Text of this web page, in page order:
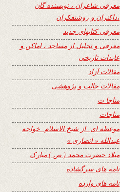
معرفی شاعران ، نویسنده گان
،داکتران و روشنفکران
معرفی کتابهای جدید
معرفی و تجلیل از مساجد ، اماکن و
عابدات تاریخی
مقالات آزاد
مقالات جالب و پژوهشی
مناجا ت
مناجات
موعظه ای از شیخ الاسلام خواجه
عبدالله « انصاری »
میلاد حضرت محمد ( ص ) مبارک
نامه های سرگشاده
نامه های وارده